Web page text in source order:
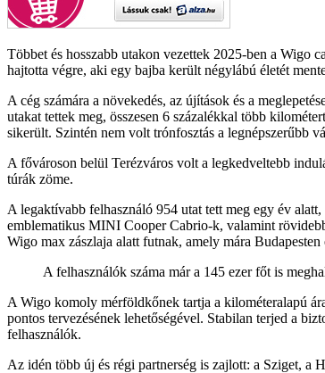
Többet és hosszabb utakon vezettek 2025-ben a Wigo
hajtotta végre, aki egy bajba került négylábú életét
A cég számára a növekedés, az újítások és a
utakat tettek meg, összesen 6 százalékkal több
sikerült. Szintén nem volt trónfosztás a legnépszerűbb
A fővároson belül Terézváros volt a legkedveltebb
túrák zöme.
A legaktívabb felhasználó 954 utat tett meg egy év
emblematikus MINI Cooper Cabrio-k, valamint
Wigo max zászlaja alatt futnak, amely mára
A felhasználók száma már a 145 ezer főt is
A Wigo komoly mérföldkőnek tartja a kilométeralapú
pontos tervezésének lehetőségével. Stabilan terjed a
felhasználók.
Az idén több új és régi partnerség is zajlott: a Sziget,